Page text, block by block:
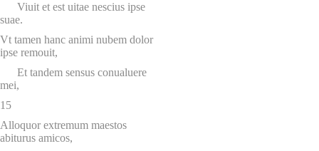
Viuit et est uitae nescius ipse
suae.
Vt tamen hanc animi nubem dolor
ipse remouit,
Et tandem sensus conualuere
mei,
15
Alloquor extremum maestos
abiturus amicos,